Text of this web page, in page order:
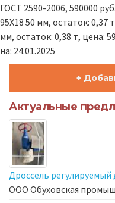
ГОСТ 2590-2006, 590000
95Х18 50 мм, остаток: 0,37
мм, остаток: 0,38 т, цена:
на: 24.01.2025
+
Актуальные
Дроссель регулируемый
ООО Обуховская